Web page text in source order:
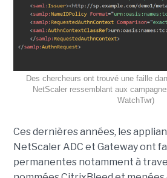
Des chercheurs ont trouvé une faille
NetScaler ressemblant aux
WatchTwr)
Ces dernières années, les
NetScaler ADC et Gateway ont
permanentes notamment à